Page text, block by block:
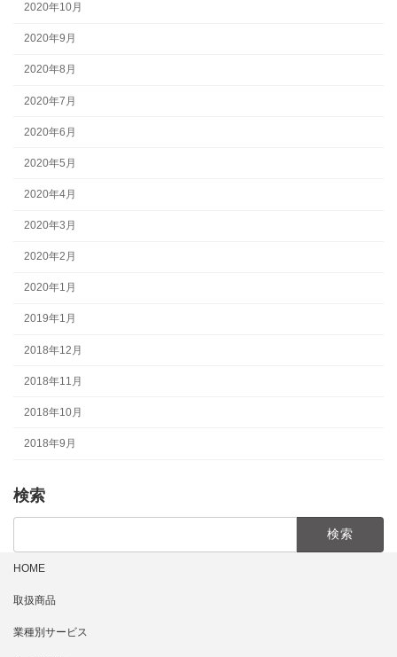
2020年10月
2020年9月
2020年8月
2020年7月
2020年6月
2020年5月
2020年4月
2020年3月
2020年2月
2020年1月
2019年1月
2018年12月
2018年11月
2018年10月
2018年9月
検索
検
HOME
取扱商品
業種別サービス